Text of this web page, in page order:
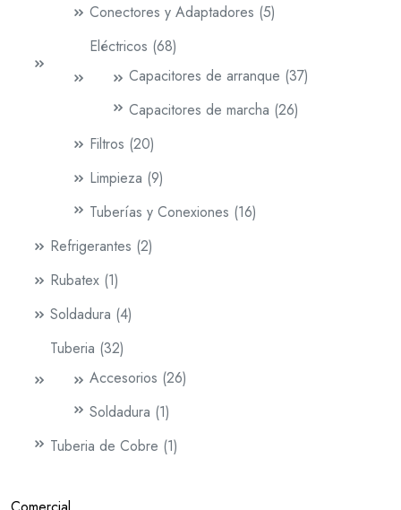
Conectores y Adaptadores 5
Eléctricos 68
Capacitores de arranque 37
Capacitores de marcha 26
Filtros 20
Limpieza 9
Tuberías y Conexiones 16
Refrigerantes 2
Rubatex 1
Soldadura 4
Tuberia 32
Accesorios 26
Soldadura 1
Tuberia de Cobre 1